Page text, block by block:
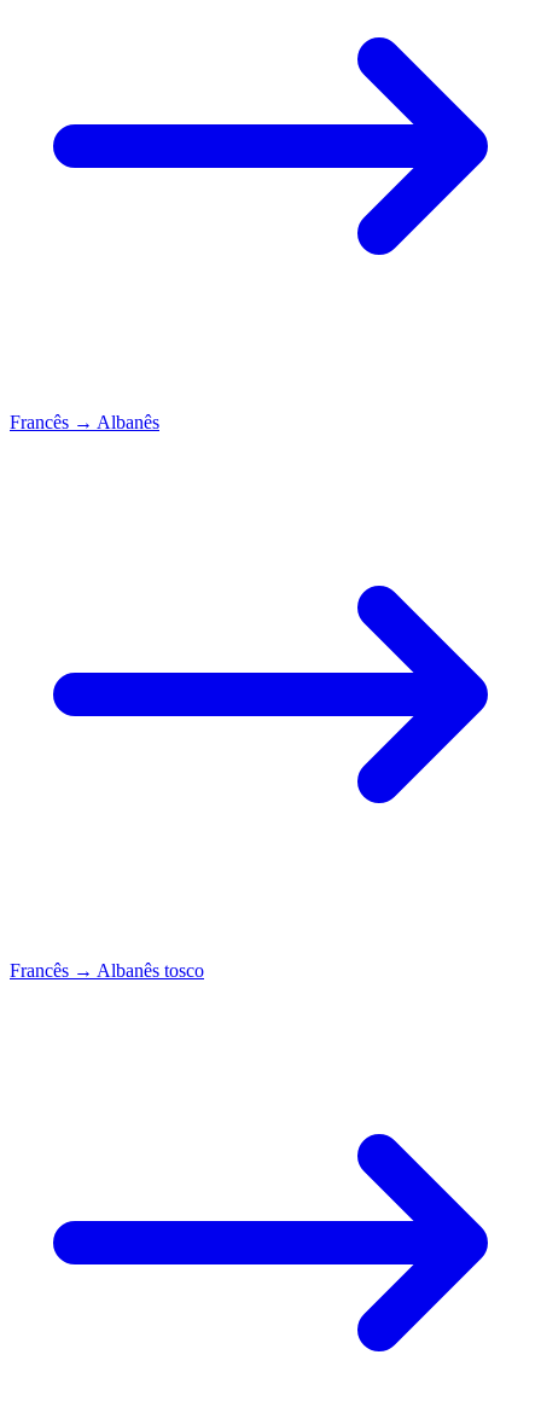
Francês → Albanês
Francês → Albanês tosco